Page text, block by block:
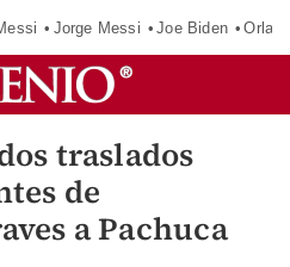
Jorge Messi Joe Biden
traslados
de
a Pachuca